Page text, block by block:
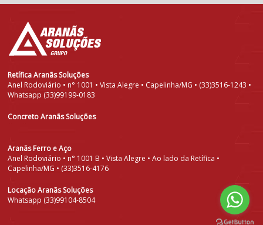
Retífica Aranãs Soluções
Anel Rodoviário • n° 1001 • Vista Alegre • Capelinha/MG • (33)3516-1243 •
Whatsapp (33)99199-0183
Concreto Aranãs Soluções
Aranãs Ferro e Aço
Anel Rodoviário • n° 1001 B • Vista Alegre • Ao lado da Retífica •
Capelinha/MG • (33)3516-4176
Locação Aranãs Soluções
Whatsapp (33)99104-8504